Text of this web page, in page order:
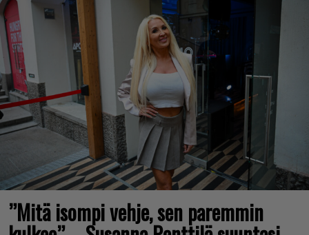
”Mitä isompi vehje, sen paremmin